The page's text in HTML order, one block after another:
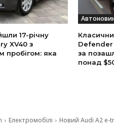
17-річну
XV40 з
пробігом: яка
Defender
за
понад